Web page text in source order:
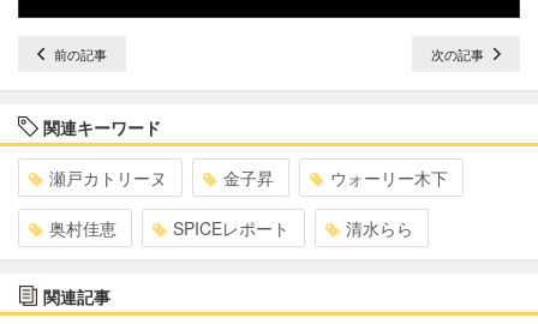
前の記事 次の記事
関連キーワード
瀬戸カトリーヌ 金子昇 ウォーリー木下
奥村佳恵 SPICEレポート 清水らら
関連記事